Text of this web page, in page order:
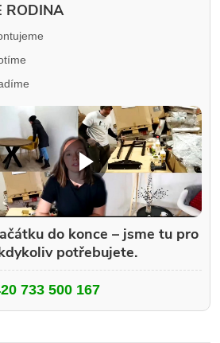
RODINA
do konce – jsme tu pro
potřebujete.
733 500 167